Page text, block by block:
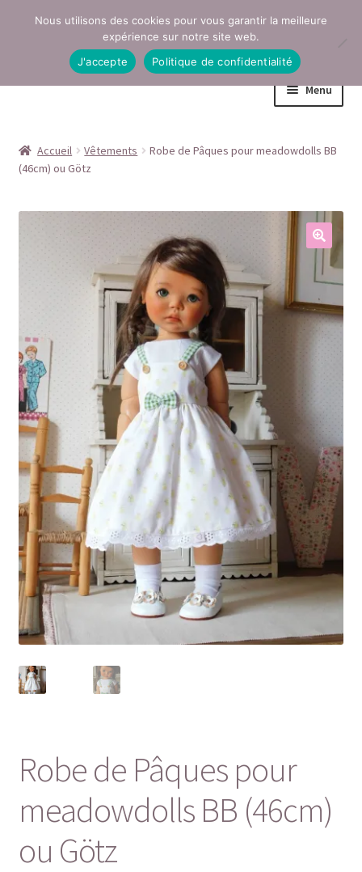
Aller
navigation
Aller
Menu
Conditions générales de vente
Contact
Page Boutique
Panier
Politique de confidentialité
Politique de cookies (UE)
Validation de la commande
Accueil Vêtements
Robe de Pâques pour meadowdolls BB
(46cm) ou Götz
Robe de Pâques pour
meadowdolls BB (46cm)
ou Götz
Nous utilisons des cookies pour vous garantir la meilleure
expérience sur notre site web.
J'accepte
Politique de confidentialité